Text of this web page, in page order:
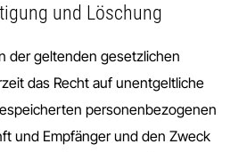
und Löschung
der geltenden gesetzlichen
das Recht auf unentgeltliche
personenbezogenen
und Empfänger und den Zweck